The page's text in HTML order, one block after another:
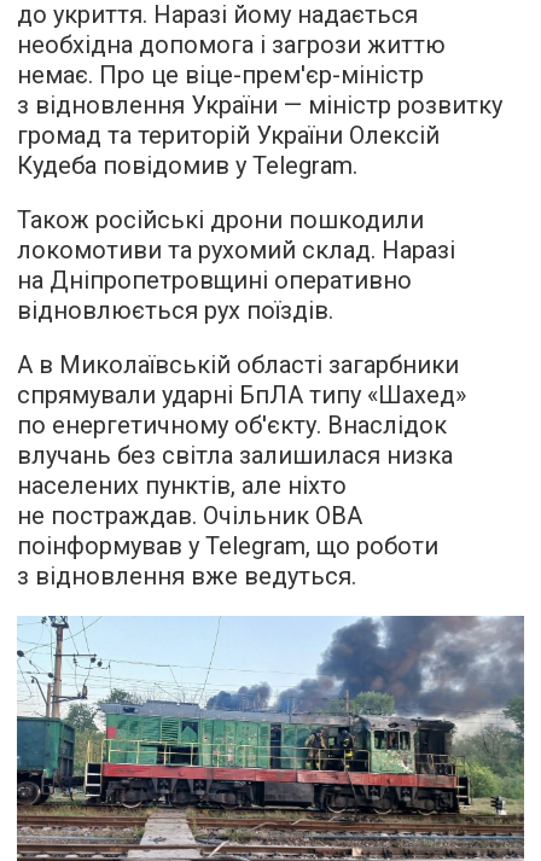
до укриття. Наразі йому надається
необхідна допомога і загрози життю
немає. Про це віце-прем'єр-міністр
з відновлення України — міністр розвитку
громад та територій України Олексій
Кудеба повідомив у Telegram.
Також російські дрони пошкодили
локомотиви та рухомий склад. Наразі
на Дніпропетровщині оперативно
відновлюється рух поїздів.
А в Миколаївській області загарбники
спрямували ударні БпЛА типу «Шахед»
по енергетичному об'єкту. Внаслідок
влучань без світла залишилася низка
населених пунктів, але ніхто
не постраждав. Очільник ОВА
поінформував у Telegram, що роботи
з відновлення вже ведуться.